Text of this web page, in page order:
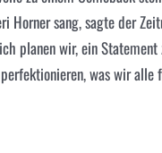
Hornersang, sagte der
planen wir, ein
was wir alle